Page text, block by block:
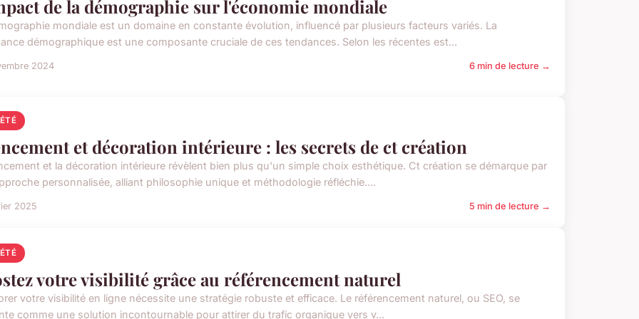
de la démographie sur l'économie mondiale
mondiale est un domaine en constante évolution, influencé par plusieurs facteurs variés. La
démographique est une composante cruciale de ces tendances. Selon les récentes est...
2024 6 min de lecture →
et décoration intérieure : les secrets de ct création
et la décoration intérieure révèlent bien plus qu'un simple choix esthétique. Ct création se démarque par
personnalisée, alliant philosophie unique et méthodologie réfléchie....
2025 5 min de lecture →
votre visibilité grâce au référencement naturel
votre visibilité en ligne nécessite une stratégie robuste et efficace. Le référencement naturel, ou SEO, se
comme une solution incontournable pour attirer du trafic organique vers v...